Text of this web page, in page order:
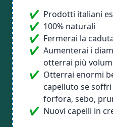
✔ Prodotti italiani
✔ 100% naturali
✔ Fermerai la
✔ Aumenterai i
otterrai più
✔ Otterrai enormi
capelluto se
forfora, sebo,
✔ Nuovi capelli in